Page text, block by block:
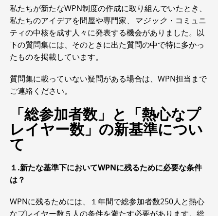
私たちが新たなWPN制度の作成に取り組んでいたとき、
私たちのアイデアを問屋や専門家、
マジック ・コミュニ
ティの中核を成す人々に発表する機会がありました。以
下の質問集には、そのときに出た質問の中で特に多かっ
たものを掲載しています。
質問集に載っていない疑問がある場合は、WPN担当まで
ご連絡ください。
「総参加者数」と「熱心なプ
レイヤー数」の新基準につい
て
１.新たな基準下においてWPNに残るために必要な条件
は？
WPNに残るためには、１年間で総参加者数250人と熱心
なプレイヤー数５人の条件を満たす必要があります。総